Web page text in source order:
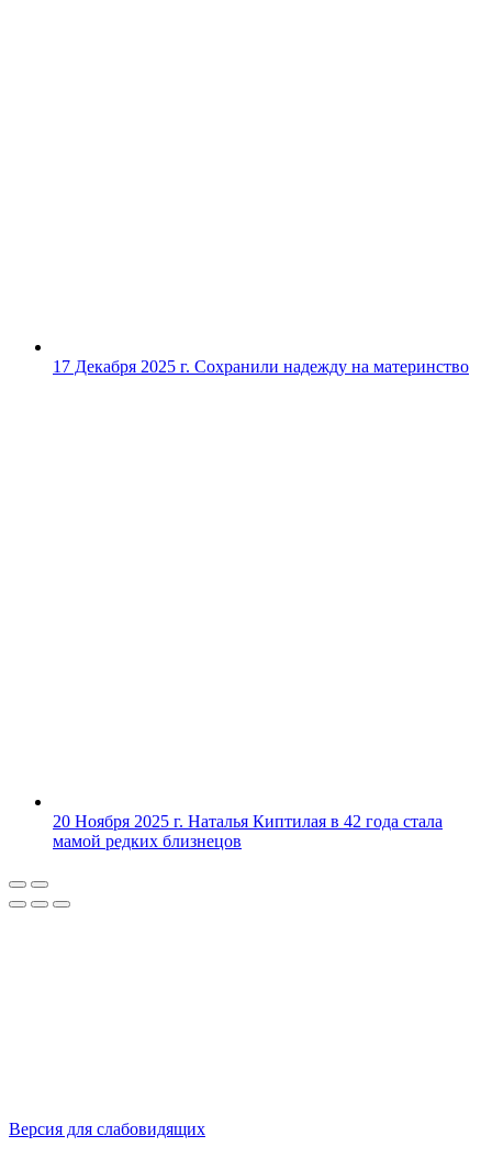
17 Декабря 2025 г. Сохранили надежду на материнство
20 Ноября 2025 г. Наталья Киптилая в 42 года стала
мамой редких близнецов
Версия для слабовидящих